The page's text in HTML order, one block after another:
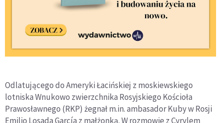
Odlatującego do Ameryki Łacińskiej z moskiewskiego
lotniska Wnukowo zwierzchnika Rosyjskiego Kościoła
Prawosławnego (RKP) żegnał m.in. ambasador Kuby w Rosji
Emilio Losada García z małżonką. W rozmowie z Cyrylem